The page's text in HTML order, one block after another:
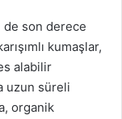
de son derece
kumaşlar,
alabilir
uzun süreli
organik